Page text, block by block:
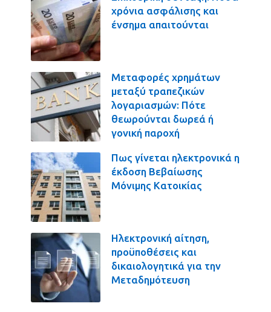
χρόνια ασφάλισης και
ένσημα απαιτούνται
Μεταφορές χρημάτων
μεταξύ τραπεζικών
λογαριασμών: Πότε
θεωρούνται δωρεά ή
γονική παροχή
Πως γίνεται ηλεκτρονικά η
έκδοση Βεβαίωσης
Μόνιμης Κατοικίας
Ηλεκτρονική αίτηση,
προϋποθέσεις και
δικαιολογητικά για την
Μεταδημότευση